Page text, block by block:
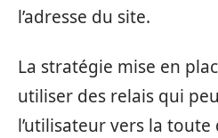
l’adresse du site.
La stratégie mise en
utiliser des relais qui
l’utilisateur vers la